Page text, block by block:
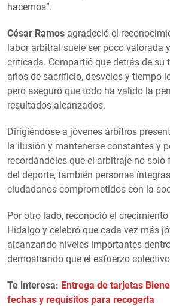
hacemos”.
César Ramos agradeció el
labor arbitral suele ser poco valorada
criticada. Compartió que detrás de su
años de sacrificio, desvelos y tiempo
pero aseguró que todo ha valido la
resultados alcanzados.
Dirigiéndose a jóvenes árbitros
la ilusión y mantenerse constantes y
recordándoles que el arbitraje no
del deporte, también personas
ciudadanos comprometidos con la
Por otro lado, reconoció el
Hidalgo y celebró que cada vez más
alcanzando niveles importantes
demostrando que el esfuerzo
Te interesa: Entrega de tarjetas
fechas y requisitos para recogerla